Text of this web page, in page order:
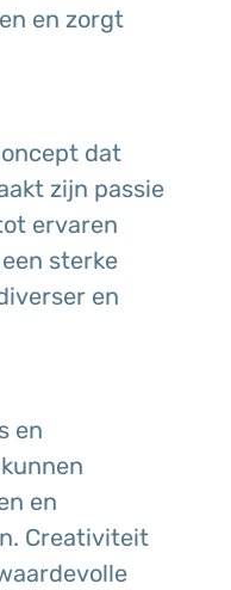
en zorgt
dat
zijn passie
ervaren
sterke
en
en
en
Creativiteit